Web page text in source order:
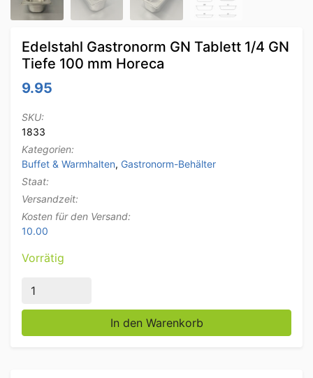
Edelstahl Gastronorm GN Tablett 1/4 GN
Tiefe 100 mm Horeca
9.95
SKU:
1833
Kategorien:
Buffet & Warmhalten, Gastronorm-Behälter
Staat:
Versandzeit:
Kosten für den Versand:
10.00
Vorrätig
Edelstahl Gastronorm GN Tablett 1/4 GN Tiefe 100
In den Warenkorb